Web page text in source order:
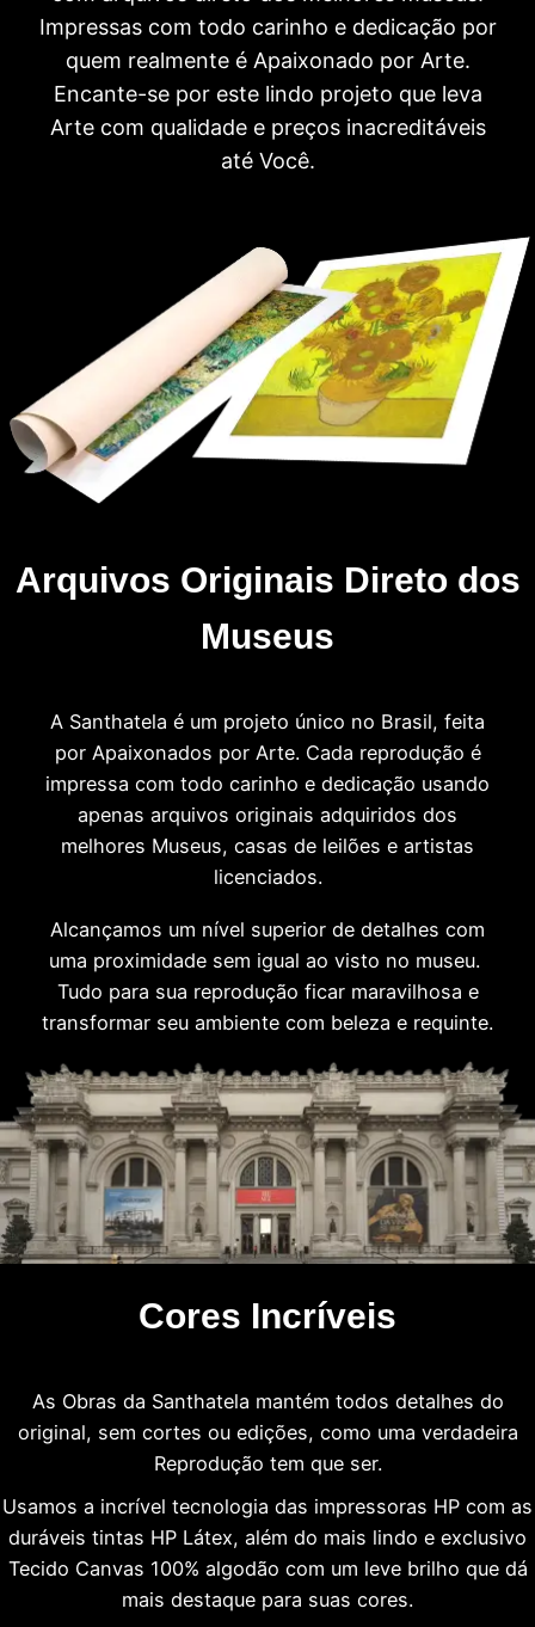
Impressas com todo carinho e dedicação por
quem realmente é Apaixonado por Arte.
Encante-se por este lindo projeto que leva
Arte com qualidade e preços inacreditáveis
até Você.
Arquivos Originais Direto dos
Museus
A Santhatela é um projeto único no Brasil, feita
por Apaixonados por Arte. Cada reprodução é
impressa com todo carinho e dedicação usando
apenas arquivos originais adquiridos dos
melhores Museus, casas de leilões e artistas
licenciados.
Alcançamos um nível superior de detalhes com
uma proximidade sem igual ao visto no museu.
Tudo para sua reprodução ficar maravilhosa e
transformar seu ambiente com beleza e requinte.
Cores Incríveis
As Obras da Santhatela mantém todos detalhes do
original, sem cortes ou edições, como uma verdadeira
Reprodução tem que ser.
Usamos a incrível tecnologia das impressoras HP com as
duráveis tintas HP Látex, além do mais lindo e exclusivo
Tecido Canvas 100% algodão com um leve brilho que dá
mais destaque para suas cores.